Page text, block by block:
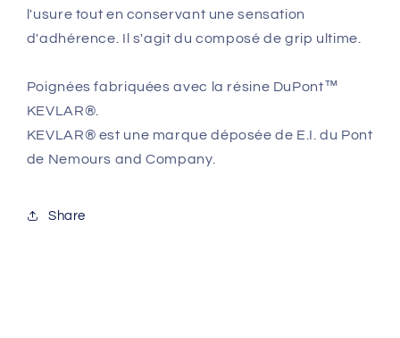
l'usure tout en conservant une sensation
d'adhérence. Il s'agit du composé de grip ultime.
Poignées fabriquées avec la résine DuPont™
KEVLAR®.
KEVLAR® est une marque déposée de E.I. du Pont
de Nemours and Company.
Share